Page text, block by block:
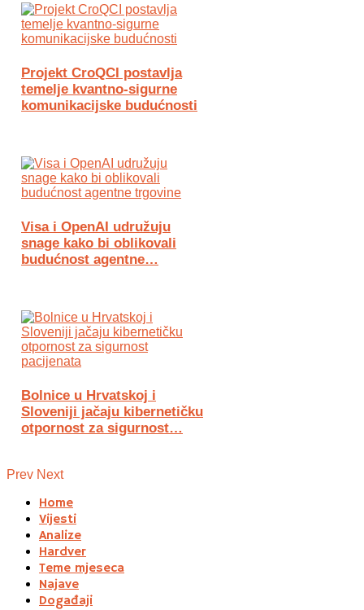
Projekt CroQCI postavlja
temelje kvantno-sigurne
komunikacijske budućnosti
Visa i OpenAI udružuju
snage kako bi oblikovali
budućnost agentne…
Bolnice u Hrvatskoj i
Sloveniji jačaju kibernetičku
otpornost za sigurnost…
Prev Next
Home
Vijesti
Analize
Hardver
Teme mjeseca
Najave
Događaji